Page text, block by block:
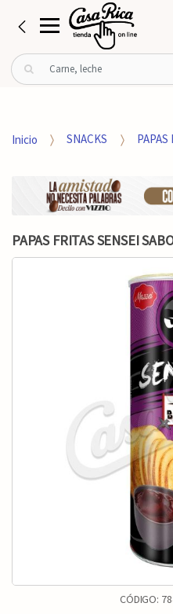
B
u
rInicio SNACKS PAPAS
PAPAS FRITAS SENSEI
CÓDIGO: